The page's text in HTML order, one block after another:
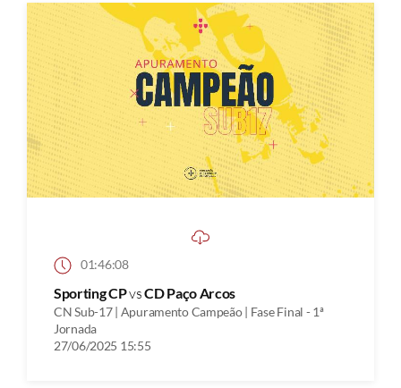
01:46:08
Sporting CPvsCD Paço Arcos
CN Sub-17 | Apuramento Campeão | Fase Final - 1ª
Jornada
27/06/2025 15:55